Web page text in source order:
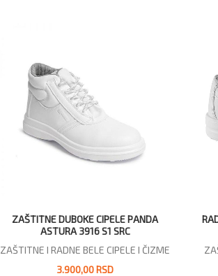
ZAŠTITNE DUBOKE CIPELE PANDA
ASTURA 3916 S1 SRC
ZAŠTITNE I RADNE BELE CIPELE I ČIZME
3.900,00 RSD